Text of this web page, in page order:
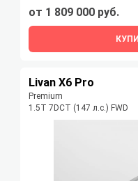
от 1 809 000 руб.
Livan X6 Pro
Premium
1.5T 7DCT (147 л.с.) FWD